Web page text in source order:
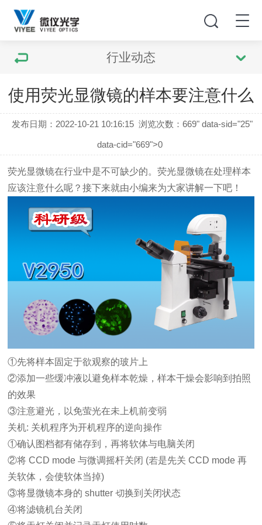
行业动态
使用荧光显微镜的样本要注意什么
发布日期：2022-10-21 10:16:15 浏览次数：669" data-sid="25"
data-cid="669">0
荧光显微镜在行业中是不可缺少的。荧光显微镜在处理样本
应该注意什么呢？接下来就由小编来为大家讲解一下吧！
①先将样本固定于欲观察的玻片上
②添加一些缓冲液以避免样本乾燥，样本干燥会影响到拍照
的效果
③注意避光，以免萤光在未上机前变弱
关机: 关机程序为开机程序的逆向操作
①确认图档都有储存到，再将软体与电脑关闭
②将 CCD mode 与微调摇杆关闭 (若是先关 CCD mode 再
关软体，会使软体当掉)
③将显微镜本身的 shutter 切换到关闭状态
④将滤镜机台关闭